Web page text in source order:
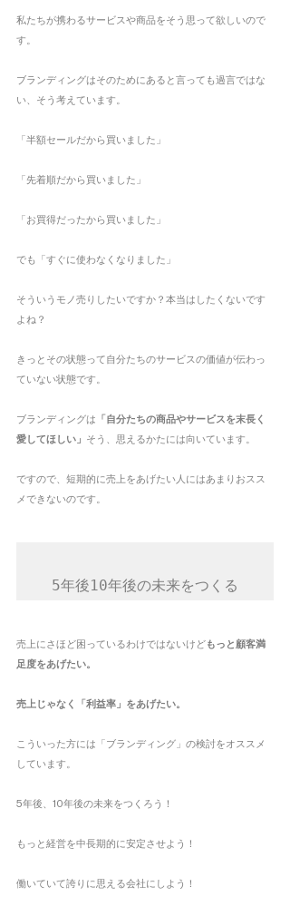
私たちが携わるサービスや商品をそう思って欲しいので
す。
ブランディングはそのためにあると言っても過言ではな
い、そう考えています。
「半額セールだから買いました」
「先着順だから買いました」
「お買得だったから買いました」
でも「すぐに使わなくなりました」
そういうモノ売りしたいですか？本当はしたくないです
よね？
きっとその状態って自分たちのサービスの価値が伝わっ
ていない状態です。
ブランディングは 「自分たちの商品やサービスを末長く
愛してほしい」 そう、思えるかたには向いています。
ですので、短期的に売上をあげたい人にはあまりおスス
メできないのです。
5年後10年後の未来をつくる
売上にさほど困っているわけではないけどもっと顧客満
足度をあげたい。
売上じゃなく「利益率」をあげたい。
こういった方には「ブランディング」の検討をオススメ
しています。
5年後、10年後の未来をつくろう！
もっと経営を中長期的に安定させよう！
働いていて誇りに思える会社にしよう！